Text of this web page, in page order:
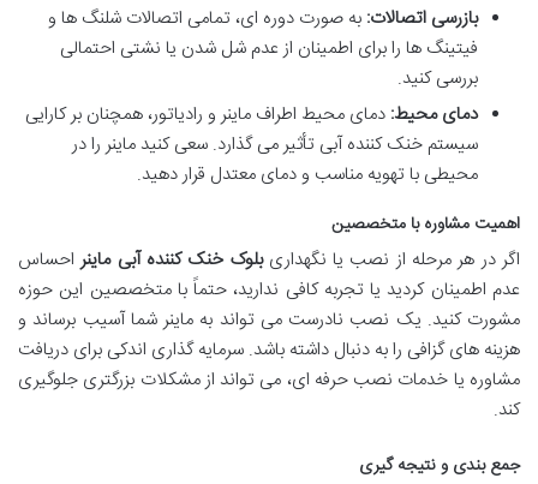
بازرسی اتصالات: به صورت دوره ای، تمامی اتصالات شلنگ ها و
فیتینگ ها را برای اطمینان از عدم شل شدن یا نشتی احتمالی
بررسی کنید.
دمای محیط: دمای محیط اطراف ماینر و رادیاتور، همچنان بر کارایی
سیستم خنک کننده آبی تأثیر می گذارد. سعی کنید ماینر را در
محیطی با تهویه مناسب و دمای معتدل قرار دهید.
اهمیت مشاوره با متخصصین
اگر در هر مرحله از نصب یا نگهداریبلوک خنک کننده آبی ماینراحساس
عدم اطمینان کردید یا تجربه کافی ندارید، حتماً با متخصصین این حوزه
مشورت کنید. یک نصب نادرست می تواند به ماینر شما آسیب برساند و
هزینه های گزافی را به دنبال داشته باشد. سرمایه گذاری اندکی برای دریافت
مشاوره یا خدمات نصب حرفه ای، می تواند از مشکلات بزرگتری جلوگیری
کند.
جمع بندی و نتیجه گیری